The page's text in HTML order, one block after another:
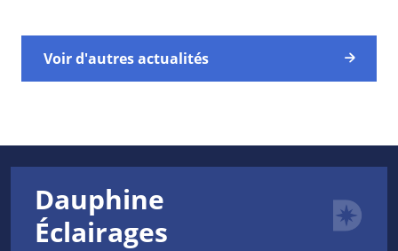
Voir d'autres actualités
Dauphine
Éclairages